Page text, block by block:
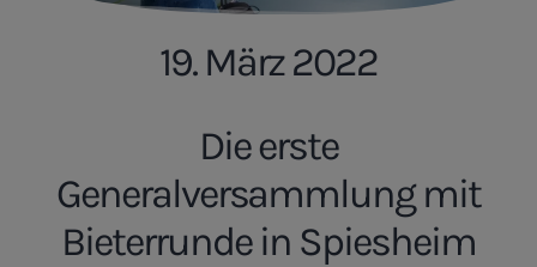
19. März 2022
Die erste
Generalversammlung mit
Bieterrunde in Spiesheim